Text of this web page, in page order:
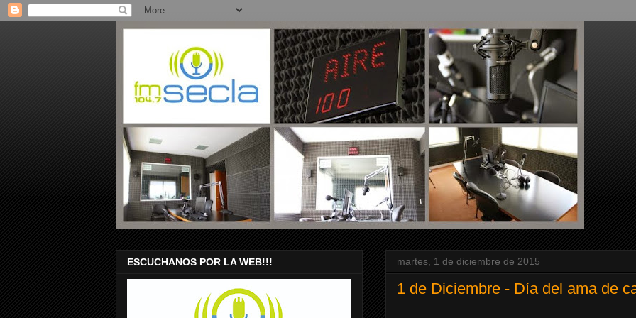
martes, 1 de diciembre de 2015
1 de Diciembre - Día del ama de
ESCUCHANOS POR LA WEB!!!